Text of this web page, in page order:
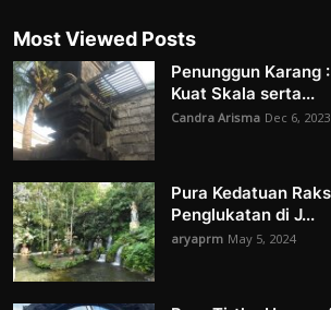
Most Viewed Posts
Penunggun Karang
Kuat Skala serta...
Candra Arisma Dec 6, 2023
Pura Kedatuan
Penglukatan di J...
aryaprm May 5, 2024